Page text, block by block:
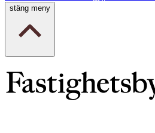
stäng meny